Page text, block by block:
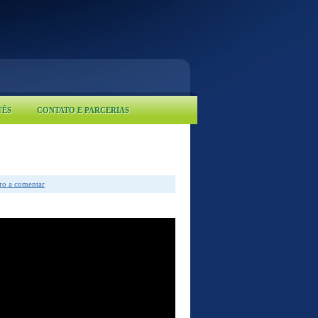
CONTATO E PARCERIAS
a comentar